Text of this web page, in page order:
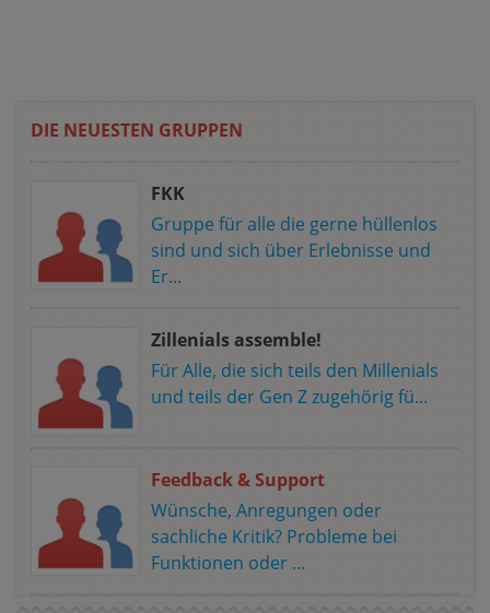
DIE NEUESTEN GRUPPEN
FKK
Gruppe für alle die gerne hüllenlos
sind und sich über Erlebnisse und
Er...
Zillenials assemble!
Für Alle, die sich teils den Millenials
und teils der Gen Z zugehörig fü...
Feedback & Support
Wünsche, Anregungen oder
sachliche Kritik? Probleme bei
Funktionen oder ...